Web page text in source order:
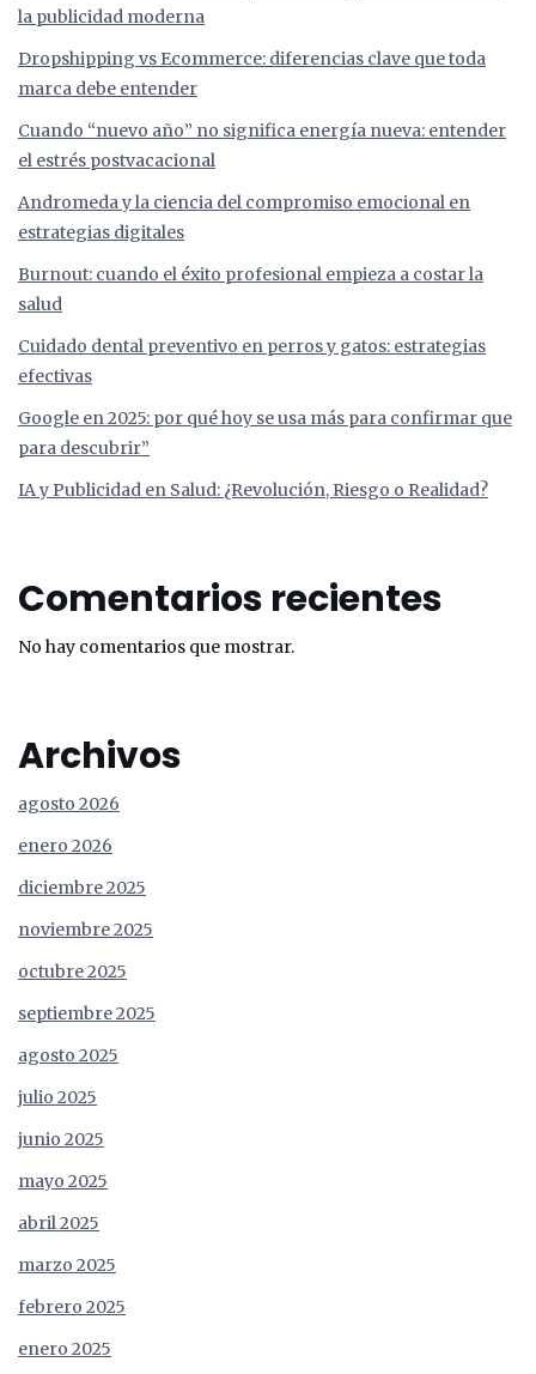
la publicidad moderna
Dropshipping vs Ecommerce: diferencias clave que toda
marca debe entender
Cuando “nuevo año” no significa energía nueva: entender
el estrés postvacacional
Andromeda y la ciencia del compromiso emocional en
estrategias digitales
Burnout: cuando el éxito profesional empieza a costar la
salud
Cuidado dental preventivo en perros y gatos: estrategias
efectivas
Google en 2025: por qué hoy se usa más para confirmar que
para descubrir”
IA y Publicidad en Salud: ¿Revolución, Riesgo o Realidad?
Comentarios recientes
No hay comentarios que mostrar.
Archivos
agosto 2026
enero 2026
diciembre 2025
noviembre 2025
octubre 2025
septiembre 2025
agosto 2025
julio 2025
junio 2025
mayo 2025
abril 2025
marzo 2025
febrero 2025
enero 2025